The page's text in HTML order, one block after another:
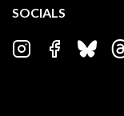
SOCIALS